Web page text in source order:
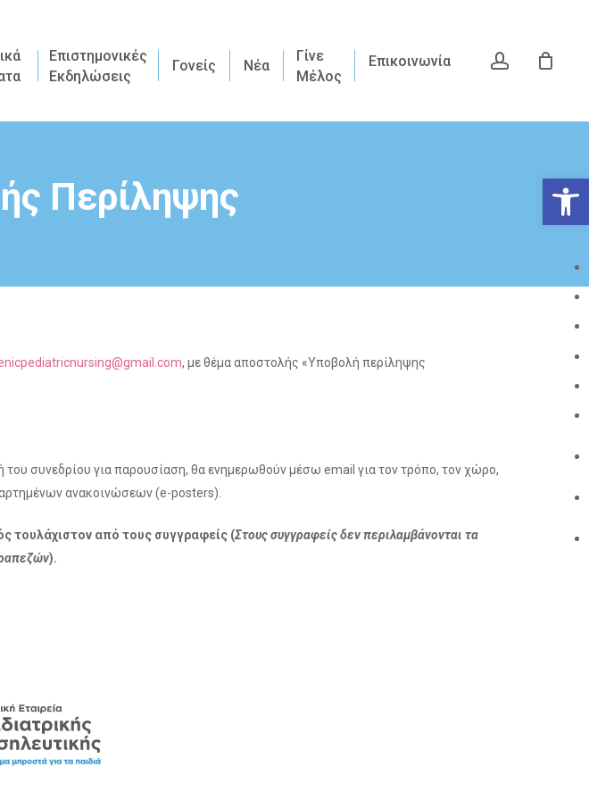
Επιστημονικές
Εκδηλώσεις
Γονείς Νέα
Γίνε
Μέλος
Επικοινωνία account
Περίληψης
@gmail .com, με θέμα αποστολής «Υποβολή περίληψης
συνεδρίου για παρουσίαση, θα ενημερωθούν μέσω email για τον τρόπο, τον χώρο,
ανακοινώσεων (e-posters).
τουλάχιστον από τους συγγραφείς (Στους συγγραφείς δεν περιλαμβάνονται τα
).